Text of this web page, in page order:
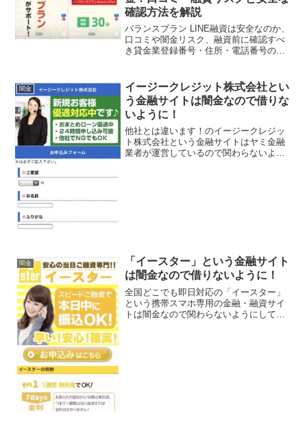
確認方法を解説
バランスプラン LINE融資は安全なのか、
口コミや闇金リスク、融資前に確認すべ
き貸金業登録番号・住所・電話番号の見
闇金
イージークレジット株式会社とい
う金融サイトは闇金なので借りな
いように！
他社とは違います！のイージークレジッ
ト株式会社という金融サイトはヤミ金融
業者が運営しているので関わらないよう
闇金
「イースター」という金融サイト
は闇金なので借りないように！
全国どこでも即日対応の「イースター」
という携帯スマホ専用の金融・融資サイ
トは闇金なので関わらないようにしてく